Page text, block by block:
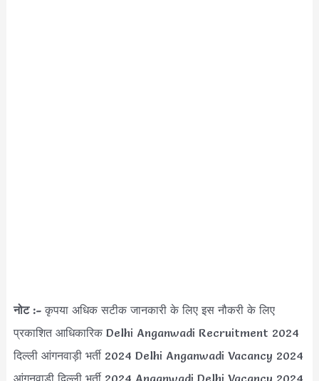
नोट :-कृपया अधिक सटीक जानकारी के लिए इस नौकरी के लिए
प्रकाशित आधिकारिक Delhi Anganwadi Recruitment 2024
दिल्ली आंगनवाड़ी भर्ती 2024 Delhi Anganwadi Vacancy 2024
आंगनवाड़ी दिल्ली भर्ती 2024 Anganwadi Delhi Vacancy 2024